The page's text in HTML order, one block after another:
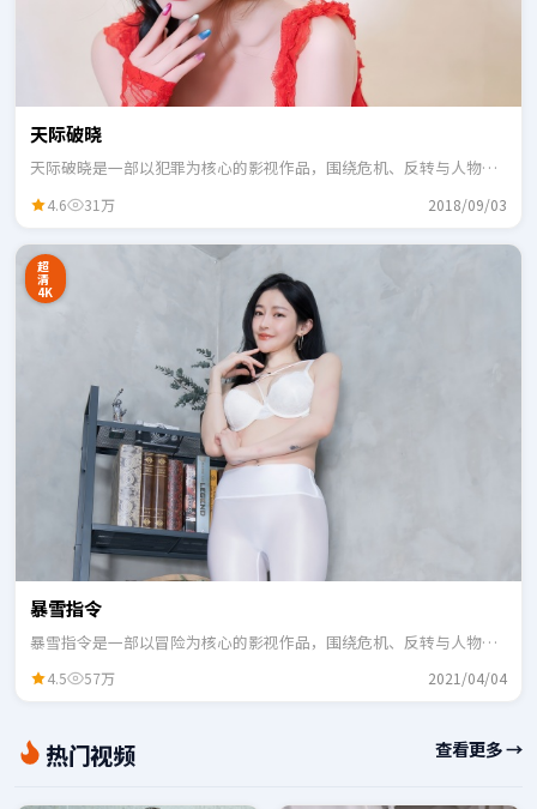
天际破晓
天际破晓是一部以犯罪为核心的影视作品，围绕危机、反转与人物成
4.6 31万 2018/09/03
超
清
4K
暴雪指令
暴雪指令是一部以冒险为核心的影视作品，围绕危机、反转与人物成
4.5 57万 2021/04/04
热门视频 查看更多 →
声
倒 98